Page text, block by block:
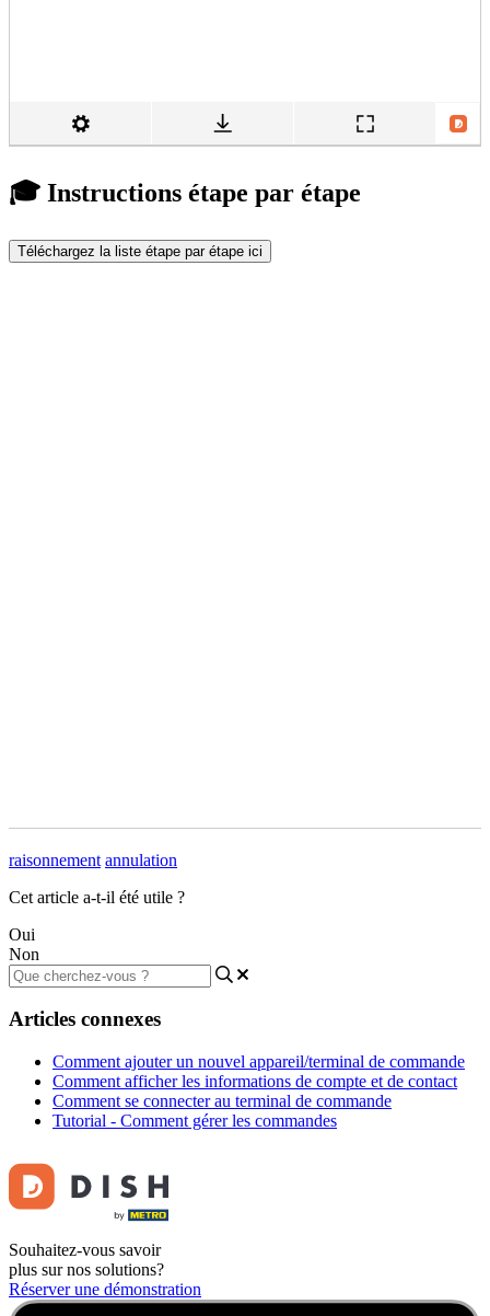
🎓 Instructions étape par étape
Téléchargez la liste étape par étape ici
raisonnement annulation
Cet article a-t-il été utile ?
Oui
Non
Articles connexes
Comment ajouter un nouvel appareil/terminal de commande
Comment afficher les informations de compte et de contact
Comment se connecter au terminal de commande
Tutorial - Comment gérer les commandes
Souhaitez-vous savoir
plus sur nos solutions?
Réserver une démonstration